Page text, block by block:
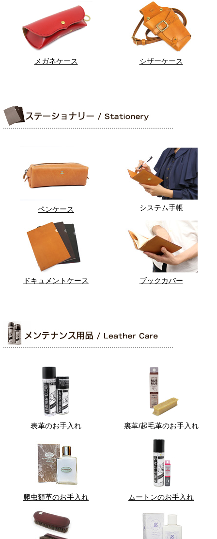
メガネケース シザーケース
ペンケース システム手帳
ドキュメントケース ブックカバー
表革のお手入れ 裏革/起毛革のお手入れ
爬虫類革のお手入れ ムートンのお手入れ